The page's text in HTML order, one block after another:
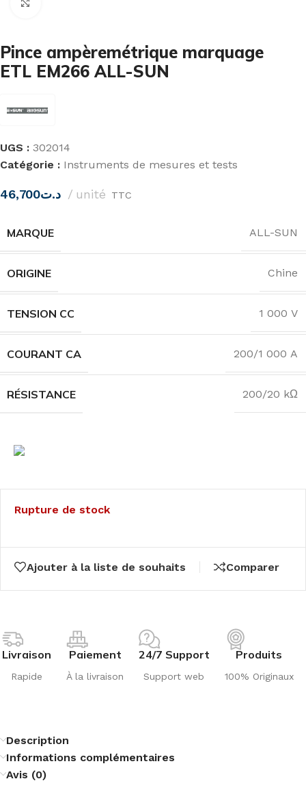
Pince ampèremétrique marquage
ETL EM266 ALL-SUN
UGS : 302014
Catégorie : Instruments de mesures et tests
د.ت46,700 unité TTC
MARQUE ALL-SUN
ORIGINE Chine
TENSION CC 1 000 V
COURANT CA 200/1 000 A
RÉSISTANCE 200/20 kΩ
Rupture de stock
Ajouter à la liste de souhaits Comparer
Livraison
Rapide
Paiement
À la livraison
24/7 Support
Support web
Produits
100% Originaux
Description
Informations complémentaires
Avis (0)